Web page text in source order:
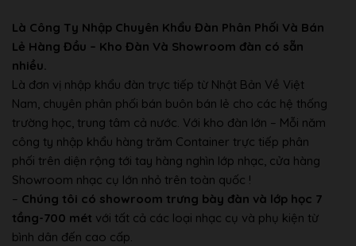
– Key Off Resonance (Always On)
Bài hát
Mặc định
Thu sẵn(Record)
Có
Chức năng
Metronome
Transpose
Có -6 +5 (in semitones)
Có
Các chức năng khác
Kết nối
Nguồn
Tai nghe
Là Công Ty Nhập Chuyên Khẩu Đàn Phân Phối Và Bán
Lẻ Hàng Đầu – Kho Đàn Và Showroom đàn có sẵn
nhiều.
Là đơn vị nhập khẩu đàn trực tiếp từ Nhật Bản Về Việt
Nam, chuyên phân phối bán buôn bán lẻ cho các hệ thống
trường học, trung tâm cả nước. Với kho đàn lớn – Mỗi năm
công ty nhập khẩu hàng trăm Container trực tiếp phân
phối trên diện rộng tới tay hàng nghìn lớp nhạc, cửa hàng
Showroom nhạc cụ lớn nhỏ trên toàn quốc !
– Chúng tôi có showroom trưng bày đàn và lớp học 7
tầng-700 mét với tất cả các loại nhạc cụ và phụ kiện từ
bình dân đến cao cấp.